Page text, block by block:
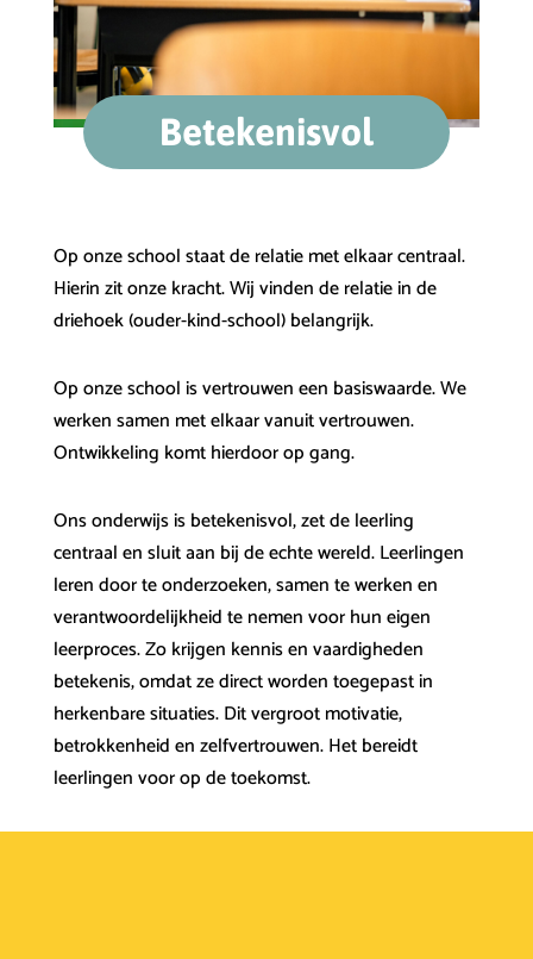
Betekenisvol
Op onze school staat de relatie met elkaar centraal.
Hierin zit onze kracht. Wij vinden de relatie in de
driehoek (ouder-kind-school) belangrijk.
Op onze school is vertrouwen een basiswaarde. We
werken samen met elkaar vanuit vertrouwen.
Ontwikkeling komt hierdoor op gang.
Ons onderwijs is betekenisvol, zet de leerling
centraal en sluit aan bij de echte wereld. Leerlingen
leren door te onderzoeken, samen te werken en
verantwoordelijkheid te nemen voor hun eigen
leerproces. Zo krijgen kennis en vaardigheden
betekenis, omdat ze direct worden toegepast in
herkenbare situaties. Dit vergroot motivatie,
betrokkenheid en zelfvertrouwen. Het bereidt
leerlingen voor op de toekomst.